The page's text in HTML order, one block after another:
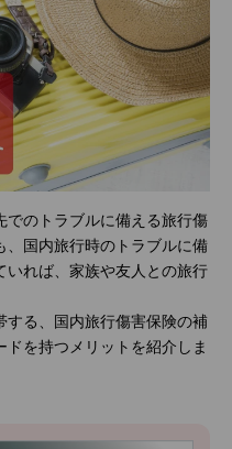
でのトラブルに備える旅行傷
、国内旅行時のトラブルに備
いれば、家族や友人との旅行
する、国内旅行傷害保険の補
を持つメリットを紹介しま